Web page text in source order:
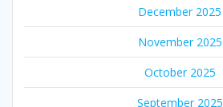
December 2025
November 2025
October 2025
September 2025